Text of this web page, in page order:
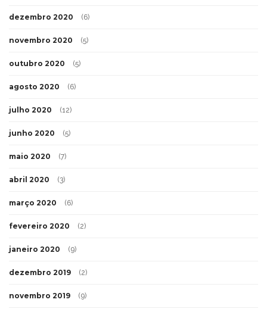
dezembro 2020 (6)
novembro 2020 (5)
outubro 2020 (5)
agosto 2020 (6)
julho 2020 (12)
junho 2020 (5)
maio 2020 (7)
abril 2020 (3)
março 2020 (6)
fevereiro 2020 (2)
janeiro 2020 (9)
dezembro 2019 (2)
novembro 2019 (9)